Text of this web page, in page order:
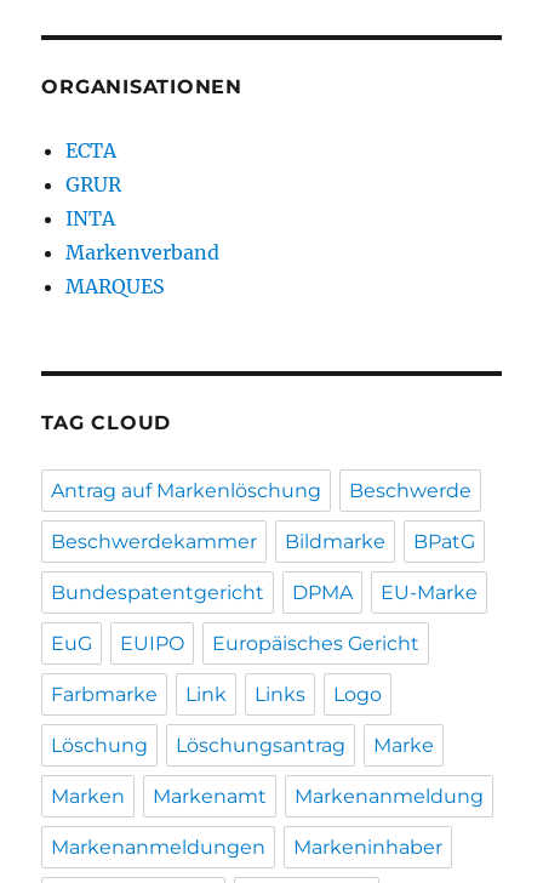
ORGANISATIONEN
ECTA
GRUR
INTA
Markenverband
MARQUES
TAG CLOUD
Antrag auf Markenlöschung Beschwerde
Beschwerdekammer Bildmarke BPatG
Bundespatentgericht DPMA EU-Marke
EuG EUIPO Europäisches Gericht
Farbmarke Link Links Logo
Löschung Löschungsantrag Marke
Marken Markenamt Markenanmeldung
Markenanmeldungen Markeninhaber